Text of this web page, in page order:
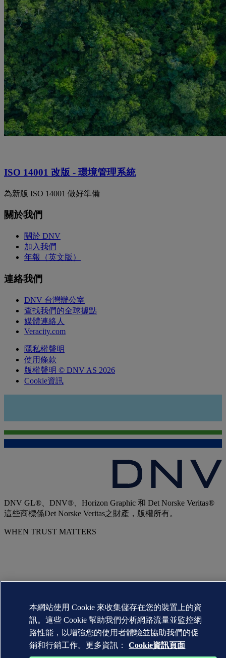
ISO 14001 改版 - 環境管理系統
為新版 ISO 14001 做好準備
關於我們
關於 DNV
加入我們
年報（英文版）
連絡我們
DNV 台灣辦公室
查找我們的全球據點
媒體連絡人
Veracity.com
隱私權聲明
使用條款
版權聲明 © DNV AS 2026
Cookie資訊
DNV GL®、DNV®、Horizon Graphic 和 Det Norske Veritas®
這些商標係Det Norske Veritas之財產，版權所有。
WHEN TRUST MATTERS
本網站使用 Cookie 來收集儲存在您的裝置上的資
訊。這些 Cookie 幫助我們分析網路流量並監控網
路性能，以增強您的使用者體驗並協助我們的促
銷和行銷工作。更多資訊：
Cookie資訊頁面